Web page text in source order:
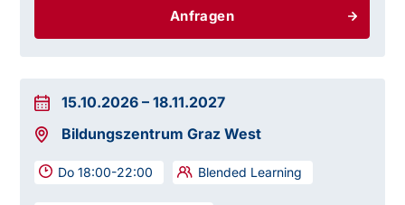
Anfragen
15.10.2026 –18.11.2027
Bildungszentrum Graz West
Do 18:00-22:00 Blended Learning